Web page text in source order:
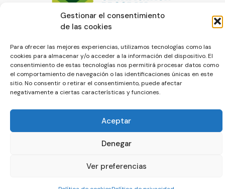
Gestionar el consentimiento
de las cookies
Para ofrecer las mejores experiencias, utilizamos tecnologías como las
cookies para almacenar y/o acceder a la información del dispositivo. El
consentimiento de estas tecnologías nos permitirá procesar datos como
el comportamiento de navegación o las identificaciones únicas en este
sitio. No consentir o retirar el consentimiento, puede afectar
negativamente a ciertas características y funciones.
Aceptar
Denegar
Ver preferencias
Política de privacidad